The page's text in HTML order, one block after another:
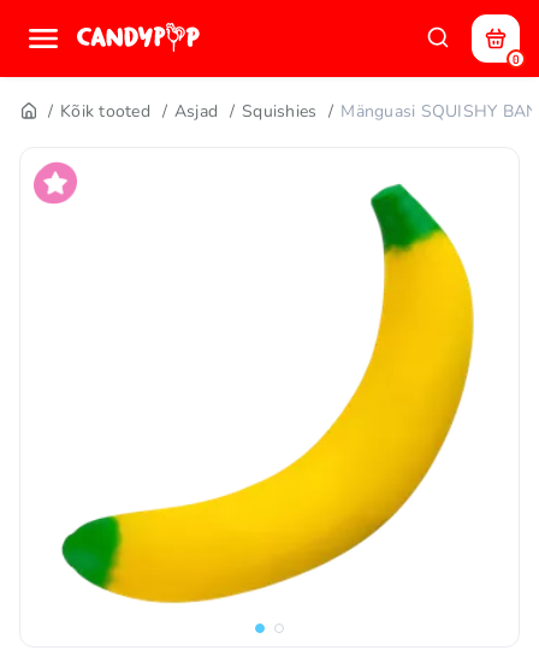
0
Kõik tooted Asjad Squishies Mänguasi SQUISHY